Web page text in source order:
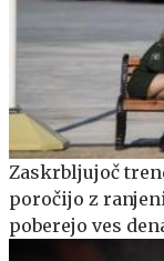
Zaskrbljujoč
poročijo z
poberejo ves